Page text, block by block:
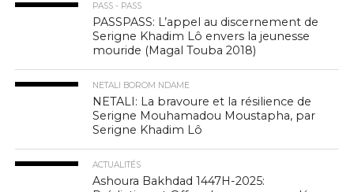
PASS - PASS
PASSPASS: L’appel au discernement de
Serigne Khadim Lô envers la jeunesse
mouride (Magal Touba 2018)
NETALI BOROM NDAME
NETALI: La bravoure et la résilience de
Serigne Mouhamadou Moustapha, par
Serigne Khadim Lô
ACTUALITÉS
Ashoura Bakhdad 1447H-2025: